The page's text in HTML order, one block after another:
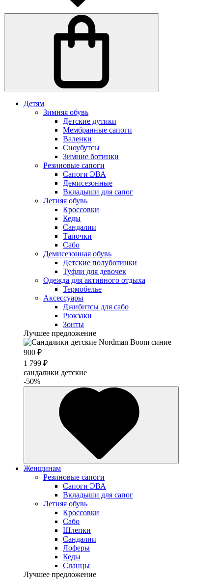
Детям
Зимняя обувь
Детские дутики
Мембранные сапоги
Валенки
Сноубутсы
Зимние ботинки
Резиновые сапоги
Сапоги ЭВА
Демисезонные
Вкладыши для сапог
Летняя обувь
Кроссовки
Кеды
Сандалии
Тапочки
Сабо
Демисезонная обувь
Детские полуботинки
Туфли для девочек
Одежда для активного отдыха
Термобелье
Аксессуары
Джибитсы для сабо
Рюкзаки
Зонты
Лучшее предложение
900 ₽
1 799 ₽
сандалики детские
-50%
Женщинам
Резиновые сапоги
Cапоги ЭВА
Вкладыши для сапог
Летняя обувь
Кроссовки
Сабо
Шлепки
Сандалии
Лоферы
Кеды
Сланцы
Лучшее предложение